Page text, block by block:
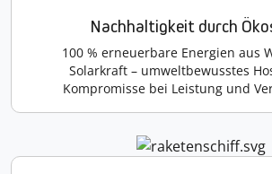
Nachhaltigkeit durch
100 % erneuerbare Energien aus
Solarkraft – umweltbewusstes
Kompromisse bei Leistung und